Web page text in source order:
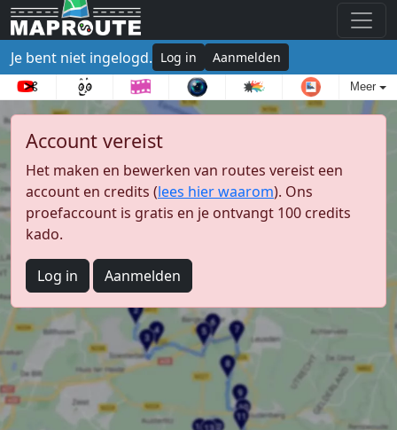
Je bent niet ingelogd. Log in Aanmelden
Meer
Account vereist
Het maken en bewerken van routes vereist een
account en credits (lees hier waarom). Ons
proefaccount is gratis en je ontvangt 100 credits
kado.
Log in Aanmelden